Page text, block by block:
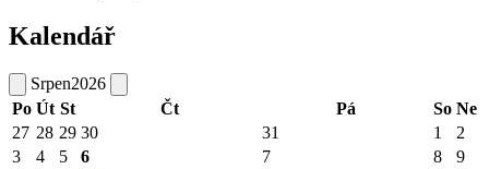
Kalendář
Srpen2026
Po Út St Čt Pá So Ne
27 28 29 30 31 1
2
3
4 5 6 7 8 9